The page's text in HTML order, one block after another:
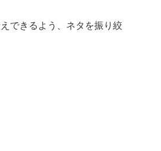
できるよう、ネタを振り絞